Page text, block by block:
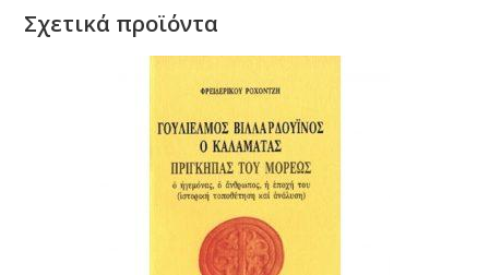
Σχετικά προϊόντα